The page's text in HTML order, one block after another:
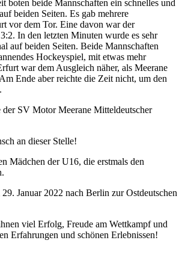
boten beide Mannschaften ein schnelles und
beiden Seiten. Es gab mehrere
vor dem Tor. Eine davon war der
In den letzten Minuten wurde es sehr
auf beiden Seiten. Beide Mannschaften
Hockeyspiel, mit etwas mehr
war dem Ausgleich näher, als Meerane
Ende aber reichte die Zeit nicht, um den
SV Motor Meerane Mitteldeutscher
an dieser Stelle!
Mädchen der U16, die erstmals den
Januar 2022 nach Berlin zur Ostdeutschen
viel Erfolg, Freude am Wettkampf und
Erfahrungen und schönen Erlebnissen!